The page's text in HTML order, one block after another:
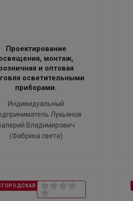
Проектирование
монтаж,
и оптовая
осветительными
приборами.
Индивидуальный
Лукьянов
Владимирович
(Фабрика света)
ОБЛАСТЬ